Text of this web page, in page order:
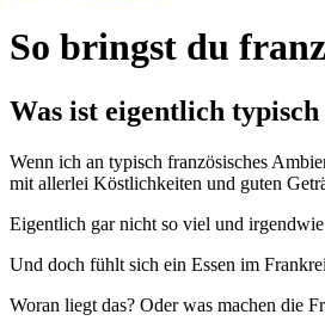
So bringst du
Was ist eigentlich
Wenn ich an typisch französisches
mit allerlei Köstlichkeiten und guten
Eigentlich gar nicht so viel und
Und doch fühlt sich ein Essen im
Woran liegt das? Oder was machen die